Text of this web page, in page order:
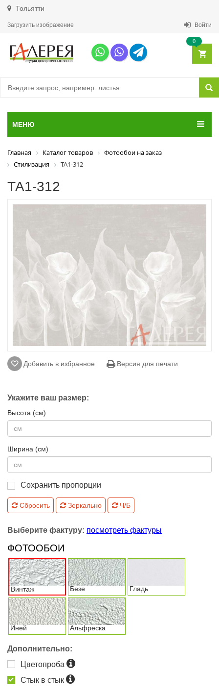
Тольятти
Загрузить изображение Войти
0
МЕНЮ
Главная Каталог товаров
Фотообои на заказ
Стилизация
ТА1-312
ТА1-312
Добавить в избранное Версия для печати
Укажите ваш размер:
Высота (см)
Ширина (см)
Сохранить пропорции
Сбросить Зеркально Ч/Б
Выберите фактуру: посмотреть фактуры
ФОТООБОИ
Винтаж Безе Гладь
Иней Альфреска
Дополнительно:
Цветопроба
Стык в стык